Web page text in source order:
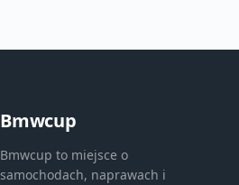
Bmwcup
Bmwcup to miejsce o
samochodach, naprawach i